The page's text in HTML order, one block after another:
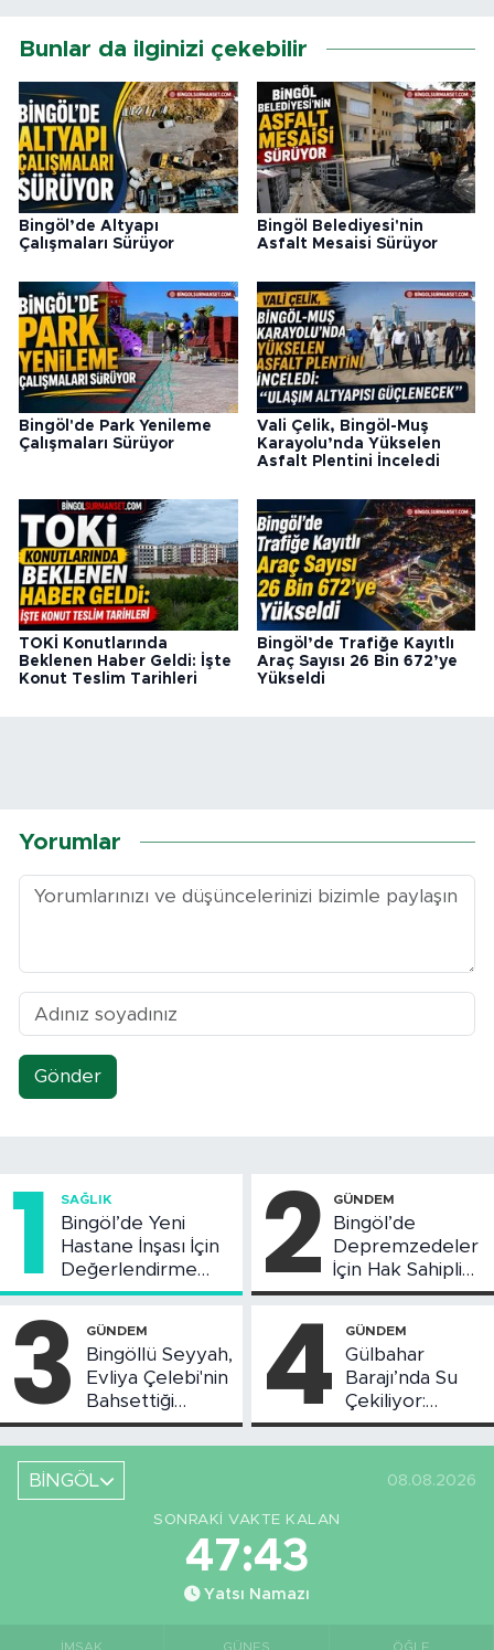
Bunlar da ilginizi çekebilir
Bingöl’de Altyapı
Çalışmaları Sürüyor
Bingöl Belediyesi'nin
Asfalt Mesaisi Sürüyor
Bingöl'de Park Yenileme
Çalışmaları Sürüyor
Vali Çelik, Bingöl-Muş
Karayolu’nda Yükselen
Asfalt Plentini İnceledi
TOKİ Konutlarında
Beklenen Haber Geldi: İşte
Konut Teslim Tarihleri
Bingöl’de Trafiğe Kayıtlı
Araç Sayısı 26 Bin 672’ye
Yükseldi
Yorumlar
Gönder
1 SAĞLIK
Bingöl’de Yeni
Hastane İnşası İçin
Değerlendirme
Toplantısı Yapıldı
2 GÜNDEM
Bingöl’de
Depremzedeler
İçin Hak Sahipliği
Askı Süreci
3 GÜNDEM
Bingöllü Seyyah,
Evliya Çelebi'nin
Bahsettiği
Bingöl'deki O
Yeri Görüntüledi
4 GÜNDEM
Gülbahar
Barajı’nda Su
Çekiliyor:
Piknikçi Sayısı
Azaldı
BİNGÖL
08.08.2026
SONRAKI VAKTE KALAN
47:42
Yatsı Namazı
İMSAK GÜNEŞ ÖĞLE